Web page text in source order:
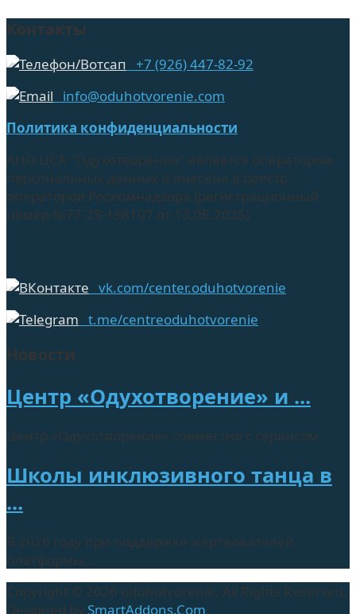
Контакты
+7 (926) 447-82-92
info@oduhotvorenie.com
Политика конфиденциальности
АНО ЦСА "Одухотворение" является оператором
персональных данных и внесена в реестр
операторов Роскомнадзора (регистрационный
номер №77-25-198107 от 13.05.2025)
vk.com/center.oduhotvorenie
t.me/centreoduhotvorenie
Новости
Центр «Одухотворение» и ...
Центр «Одухотворение» совместно с сервисом ...
Школы инклюзивного танца в
...
В 2026 году при поддержке жертвователей
платформы ...
Copyright © 2026 oduhotvorenie. All Rights Reserved.
Designed by SmartAddons.Com